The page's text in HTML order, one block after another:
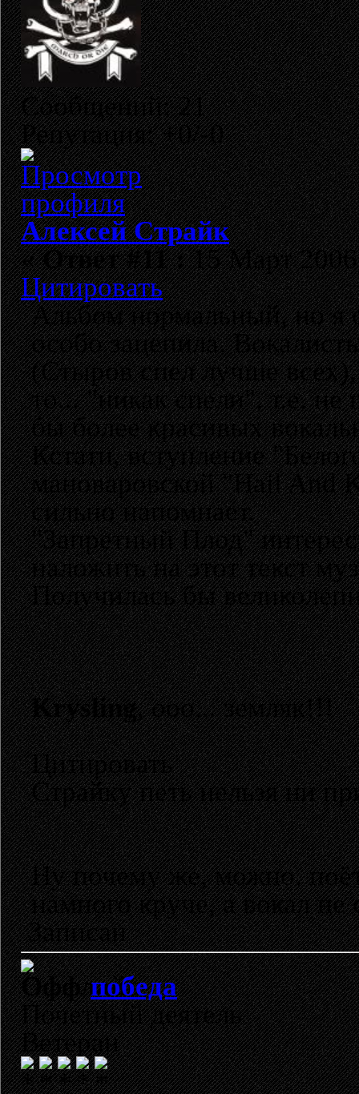
Сообщений: 21
Репутация: +0/-0
Алексей Страйк
«Ответ #11 :15 Март
Цитировать
Альбом нормальный, но я
особо зацепила.
(Стыров спел лучше
то... "никак спели", т.е.
бы более красивых
Кстати, вступление
мановаровской "Hail And
сильно напомнает.
"Запретный Плод"
наложить на этот текст
Получилась бы
Krysling, ооо... земляк!!!
Цитировать
Страйку петь нельзя ни
Ну почему же, можно,
намного круче, а вокал не
Записан
победа
Почетный деятель
Ветеран